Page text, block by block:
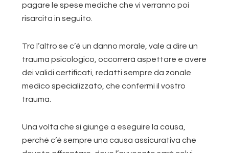
pagare le spese mediche che vi verranno poi
risarcita in seguito.
Tra l’altro se c’è un danno morale, vale a dire un
trauma psicologico, occorrerà aspettare e avere
dei validi certificati, redatti sempre da zonale
medico specializzato, che confermi il vostro
trauma.
Una volta che si giunge a eseguire la causa,
perché c’è sempre una causa assicurativa che